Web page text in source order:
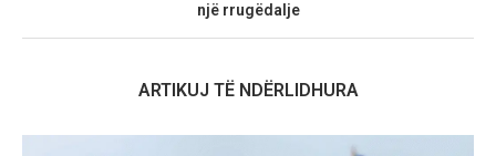
një rrugëdalje
ARTIKUJ TË NDËRLIDHURA